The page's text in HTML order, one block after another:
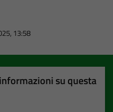
13:58
su questa